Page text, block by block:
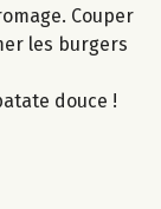
Couper
les burgers
douce !